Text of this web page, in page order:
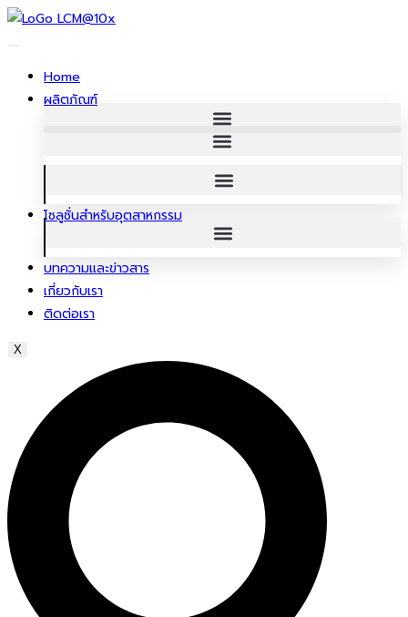
ข้าม
Home
ผลิตภัณฑ์
โซลูชั่นสําหรับอุตสาหกรรม
บทความและข่าวสาร
เกี่ยวกับเรา
ติดต่อเรา
X